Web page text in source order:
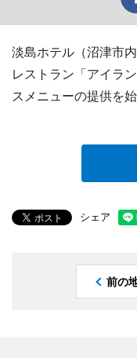
淡島ホテル（沼津市
レストラン「アイラ
スメニューの提供を始
シェア
前の